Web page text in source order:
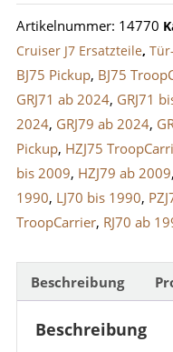
Dichtleiste
Fahrertür
Fenster
J7
Innen
mit
Dreiecksfenster
Menge
Artikelnummer: 14770
Cruiser J7 Ersatzteile,
BJ75 Pickup, BJ75
GRJ71 ab 2024, GRJ71
2024, GRJ79 ab 2024,
Pickup, HZJ75
bis 2009, HZJ79 ab 2009,
1990, LJ70 bis 1990,
TroopCarrier, RJ70 ab
Beschreibung
Beschreibung